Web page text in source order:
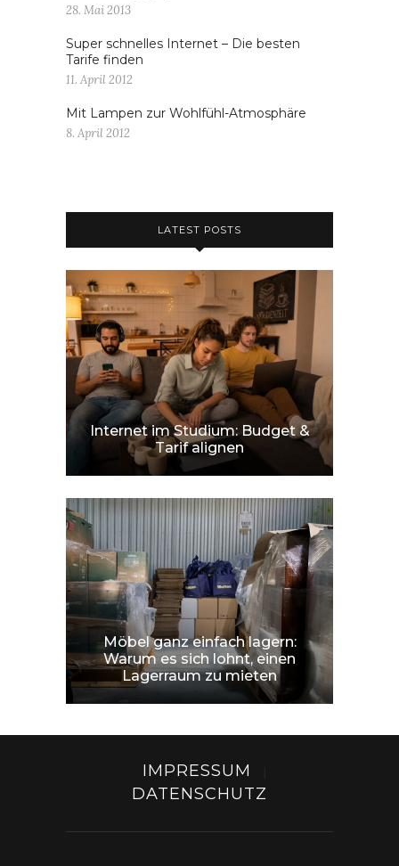
28. Mai 2013
Super schnelles Internet – Die besten
Tarife finden
11. April 2012
Mit Lampen zur Wohlfühl-Atmosphäre
8. April 2012
LATEST POSTS
Internet im Studium: Budget &
Tarif alignen
Möbel ganz einfach lagern:
Warum es sich lohnt, einen
Lagerraum zu mieten
IMPRESSUM
DATENSCHUTZ